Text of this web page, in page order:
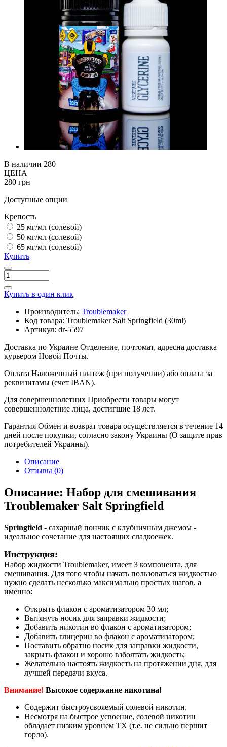
В наличии 280
ЦЕНА
280 грн
Доступные опции
Крепость
25 мг/мл (cолевой)
50 мг/мл (солевой)
65 мг/мл (солевой)
Купить
Купить в один клик
Производитель: Troublemaker
Код товара: Troublemaker Salt Springfield (30ml)
Артикул: dr-5597
Доставка по Украине Отделение, почтомат, адресна доставка
курьером Новой Почты.
Оплата Наложенный платеж (при получении) або оплата за
реквизитамы (счет IBAN).
Для совершеннолетних Приобрести товары могут
совершеннолетние лица, достигшие 18 лет.
Гарантия Обмен и возврат товара осуществляется в течение 14
дней после покупки, согласно закону Украины (О защите прав
потребителей Украины).
Описание
Отзывы (0)
Описание: Набор для смешивания
Troublemaker Salt Springfield
Springfield - сахарный пончик с клубничным джемом -
идеальное сочетание для настоящих сладкоежек.
Инструкция:
Набор жидкости Troublemaker, имеет 3 компонента, для
смешивания. Для того чтобы начать пользоваться жидкостью
нужно сделать несколько максимально простых шагов, а
именно:
Открыть флакон с ароматизатором 30 мл;
Вытянуть носик для заправки жидкости;
Добавить никотин во флакон с ароматизатором;
Добавить глицерин во флакон с ароматизатором;
Поставить обратно носик для заправки жидкости,
закрыть флакон и хорошо взболтать жидкость;
Желательно настоять жидкость на протяжении дня, для
лучшей передачи вкуса.
Внимание! Высокое содержание никотина!
Содержит быстроусвояемый солевой никотин.
Несмотря на быстрое усвоение, солевой никотин
обладает низким уровнем ТХ (т.е. не сильно першит
горло).